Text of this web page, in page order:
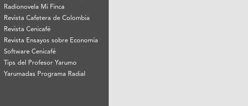
Radionovela Mi Finca
Revista Cafetera de Colombia
Revista Cenicafé
Revista Ensayos sobre Economía
Software Cenicafé
Tips del Profesor Yarumo
Yarumadas Programa Radial